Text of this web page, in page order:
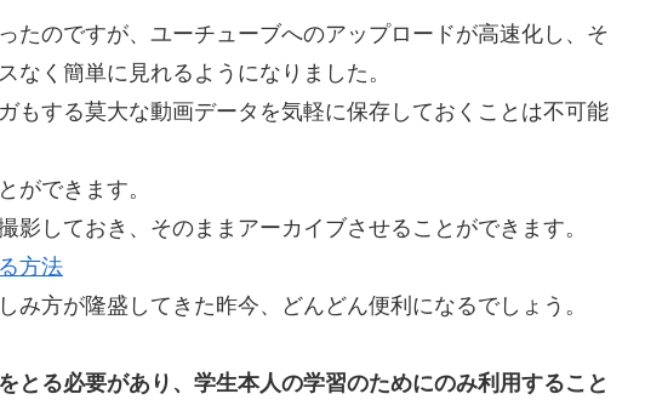
たのですが、ユーチューブへのアップロードが高速化し、そ
なく簡単に見れるようになりました。
もする莫大な動画データを気軽に保存しておくことは不可能
ができます。
影しておき、そのままアーカイブさせることができます。
方法
み方が隆盛してきた昨今、どんどん便利になるでしょう。
とる必要があり、学生本人の学習のためにのみ利用すること